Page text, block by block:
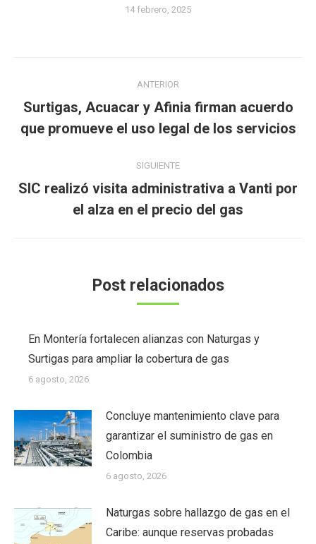
14 febrero, 2025
entre
publicaciones
ANTERIOR
Publicación
anterior:
Surtigas, Acuacar y Afinia firman acuerdo
que promueve el uso legal de los servicios
SIGUIENTE
Publicación
siguiente:
SIC realizó visita administrativa a Vanti por
el alza en el precio del gas
Post relacionados
En Montería fortalecen alianzas con Naturgas y
Surtigas para ampliar la cobertura de gas
6 agosto, 2026
Concluye mantenimiento clave para
garantizar el suministro de gas en
Colombia
6 agosto, 2026
Naturgas sobre hallazgo de gas en el
Caribe: aunque reservas probadas